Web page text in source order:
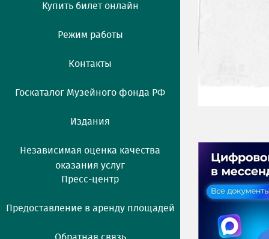
Купить билет онлайн
Режим работы
Контакты
Госкаталог Музейного фонда РФ
Издания
Независимая оценка качества
оказания услуг
Пресс-центр
Предоставление в аренду площадей